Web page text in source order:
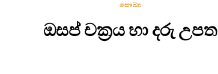
සෞඛ්‍ය
ඔසප් චක්‍රය හා දරු උපත